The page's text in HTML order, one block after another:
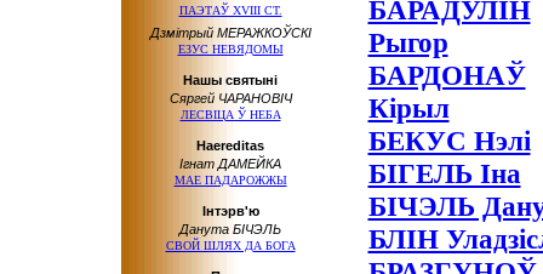
ПАЭТАЎ ХVIII СТ.
Дзмітрый МЕРАЖКОЎСКІ
ЕЗУС НЕВЯДОМЫ
Нашы святыні
Сяргей ЧАРАНОВІЧ
ЛЕСВІЦА Ў НЕБА
Haereditas
Ігнат ДАМЕЙКА
МАЕ ПАДАРОЖЖЫ
Інтэрв'ю
Данута БІЧЭЛЬ
СВОЙ ШЛЯХ ДА БОГА
БАРАДУЛІН
Рыгор
БАРДОНАЎ
Кірыл
БЕКУС Нэлі
БІГЕЛЬ Іна
БІЧЭЛЬ
БЛІН